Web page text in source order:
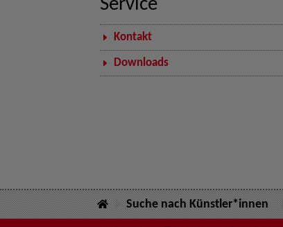
Service
Kontakt
Downloads
Suche nach Künstler*innen